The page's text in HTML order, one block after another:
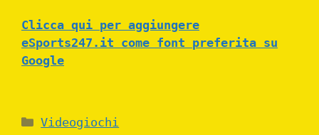
Clicca qui per aggiungere
eSports247.it come font preferita su
Google
Categories
Videogiochi